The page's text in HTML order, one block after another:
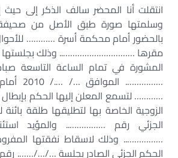
انتقلت أنا المحضر سالف الذكر إلى حيث
وسلمتها صورة طبق الأصل من
بالحضور أمام محكمة أسرة …………
مقرها ………………………….. وذلك بجلستها
المشورة في تمام الساعة التاسعة
…………….
………… لتسمع المعلن إليها الحكم
الزوجية الخاصة بها لتطليقها طلقة
الجزئي رقم …………….. والمؤيد
…………….. وذلك لاسقاط نفقتها
الحكم الجزئي الصادر بجلسة …/…/…….